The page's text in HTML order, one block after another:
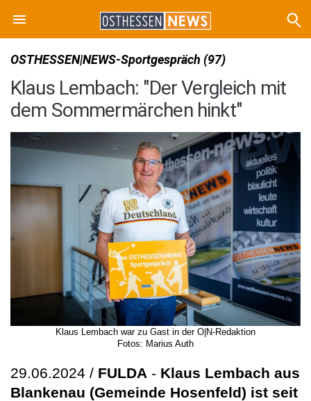
OSTHESSEN|NEWS-Sportgespräch (97)
Klaus Lembach: "Der Vergleich mit
dem Sommermärchen hinkt"
Klaus Lembach war zu Gast in der O|N-Redaktion
Fotos: Marius Auth
29.06.2024 / FULDA - Klaus Lembach aus
Blankenau (Gemeinde Hosenfeld) ist seit